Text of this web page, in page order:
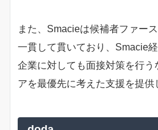
また、Smacieは候補者ファー
一貫して貫いており、Smacie
企業に対しても面接対策を行う
アを最優先に考えた支援を提供